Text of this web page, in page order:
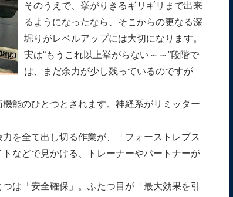
そのうえで、挙がりきるギリギリまで出来
るようになったなら、そこからの更なる深
堀りがレベルアップには大切になります。
実は“もうこれ以上挙がらない～～”段階で
は、まだ余力が少し残っているのですが
能のひとつとされます。神経系がリミッター
を全て出し切る作業が、「フォーストレプス
などで見かける、トレーナーやパートナーが
は「安全確保」。ふたつ目が「最大効果を引